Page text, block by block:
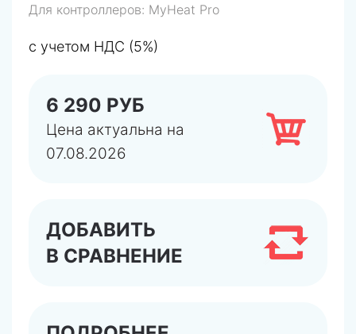
Для контроллеров: MyHeat Pro
с учетом НДС (5%)
6 290 РУБ
Цена актуальна на
07.08.2026
ДОБАВИТЬ
В СРАВНЕНИЕ